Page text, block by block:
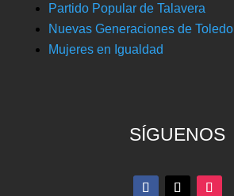
Partido Popular de Talavera
Nuevas Generaciones de Toledo
Mujeres en Igualdad
SÍGUENOS